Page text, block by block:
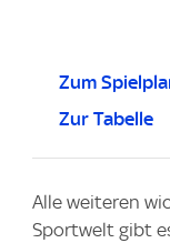
Zum
Zur Tabelle
Alle weiteren
Sportwelt gibt